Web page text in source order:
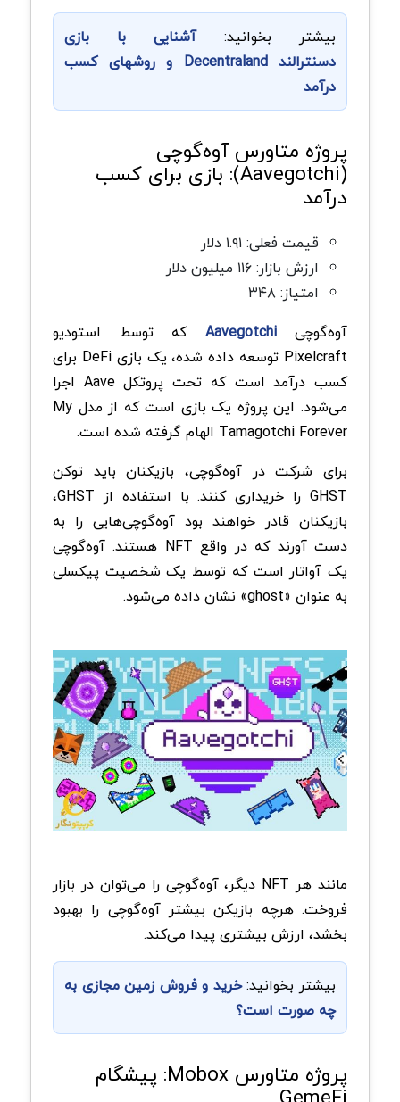
بیشتر بخوانید:آشنایی با بازی
دسنترالند Decentraland و روشهای کسب
درآمد
پروژه متاورس آوه‌گوچی
(Aavegotchi): بازی برای کسب
درآمد
قیمت فعلی: ۱.۹۱ دلار
ارزش بازار: ۱۱۶ میلیون دلار
امتیاز: ۳۴۸
آوه‌گوچیAavegotchi
که توسط استودیو
Pixelcraft توسعه داده شده، یک بازی DeFi برای
کسب درآمد است که تحت پروتکل Aave اجرا
می‌شود. این پروژه یک بازی است که از مدل My
Tamagotchi Forever الهام گرفته شده است.
برای شرکت در آوه‌گوچی، بازیکنان باید توکن
GHST را خریداری کنند. با استفاده از GHST،
بازیکنان قادر خواهند بود آوه‌گوچیهایی را به
دست آورند که در واقع NFT هستند. آوه‌گوچی
یک آواتار است که توسط یک شخصیت پیکسلی
به عنوان «ghost» نشان داده می‌شود.
مانند هر NFT دیگر، آوه‌گوچی را می‌توان در بازار
فروخت. هرچه بازیکن بیشتر آوه‌گوچی را بهبود
بخشد، ارزش بیشتری پیدا می‌کند.
بیشتر بخوانید:خرید و فروش زمین مجازی به
چه صورت است؟
پروژه متاورس Mobox: پیشگام